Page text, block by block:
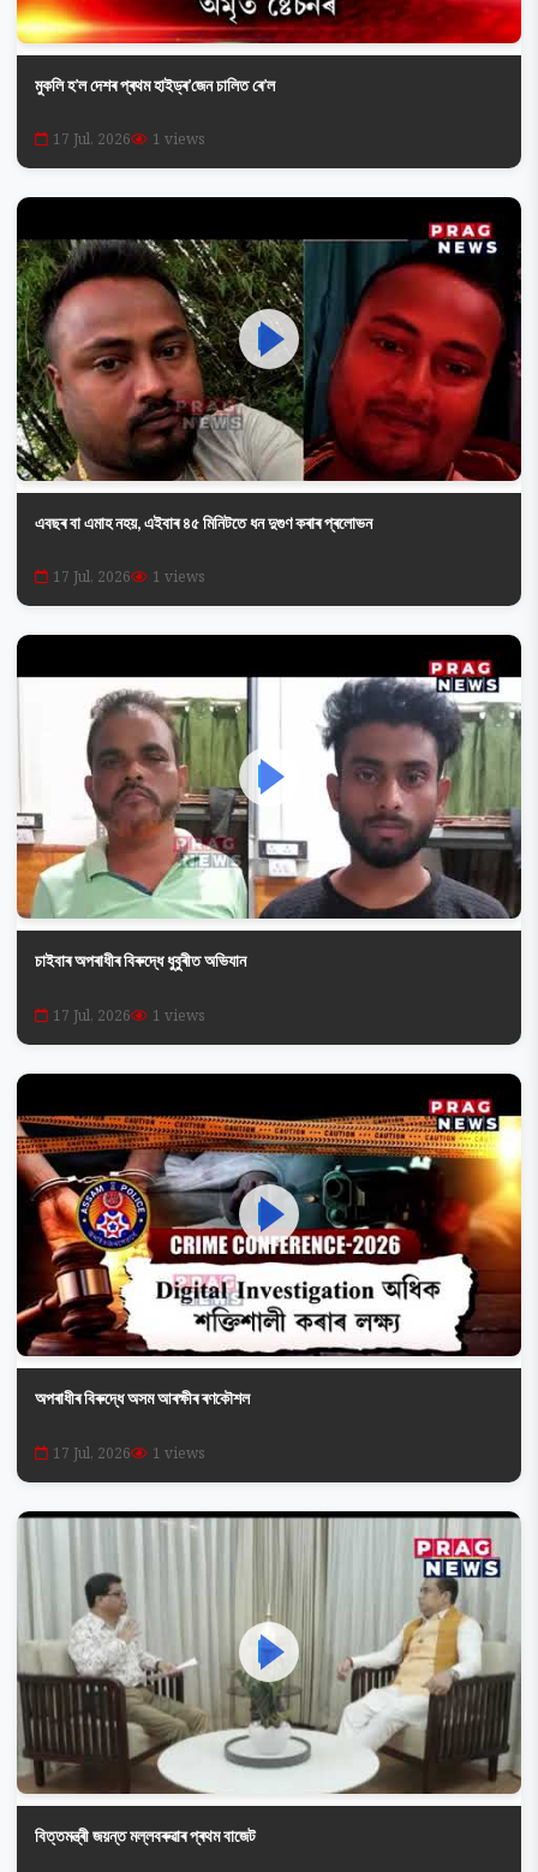
মুকলি হ’ল দেশৰ প্ৰথম হাইড্ৰ’জেন চালিত ৰে’ল
17 Jul, 2026 1 views
এবছৰ বা এমাহ নহয়, এইবাৰ ৪৫ মিনিটতে ধন দুগুণ কৰাৰ প্ৰলোভন
17 Jul, 2026 1 views
চাইবাৰ অপৰাধীৰ বিৰুদ্ধে ধুবুৰীত অভিযান
17 Jul, 2026 1 views
অপৰাধীৰ বিৰুদ্ধে অসম আৰক্ষীৰ ৰণকৌশল
17 Jul, 2026 1 views
বিত্তমন্ত্ৰী জয়ন্ত মল্লবৰুৱাৰ প্ৰথম বাজেট